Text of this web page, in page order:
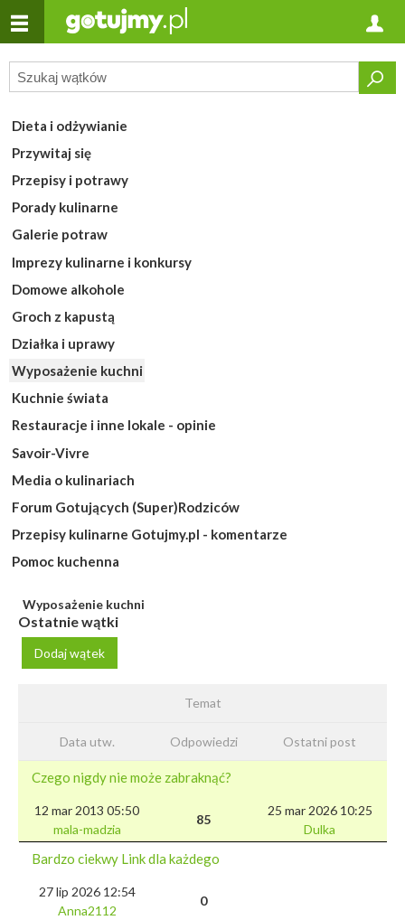
Dieta i odżywianie
Przywitaj się
Przepisy i potrawy
Porady kulinarne
Galerie potraw
Imprezy kulinarne i konkursy
Domowe alkohole
Groch z kapustą
Działka i uprawy
Wyposażenie kuchni
Kuchnie świata
Restauracje i inne lokale - opinie
Savoir-Vivre
Media o kulinariach
Forum Gotujących (Super)Rodziców
Przepisy kulinarne Gotujmy.pl - komentarze
Pomoc kuchenna
Wyposażenie kuchni
Ostatnie wątki
Dodaj wątek
Temat
Data utw. Odpowiedzi Ostatni post
Czego nigdy nie może zabraknąć?
12 mar 2013 05:50
mala-madzia
85
25 mar 2026 10:25
Dulka
Bardzo ciekwy Link dla każdego
27 lip 2026 12:54
Anna2112
0